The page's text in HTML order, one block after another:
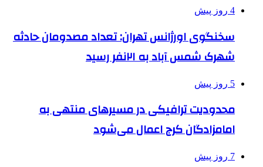
4 روز پیش
سخنگوی اورژانس تهران: تعداد مصدومان حادثه
شهرک شمس آباد به ۲۱نفر رسید
5 روز پیش
محدودیت ترافیکی در مسیرهای منتهی به
امامزادگان کرج اعمال می‌شود
7 روز پیش